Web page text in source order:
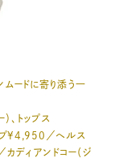
ードに寄り添う一
、トップス
プ¥4,950／ヘルス
ディアンドコー（ジ